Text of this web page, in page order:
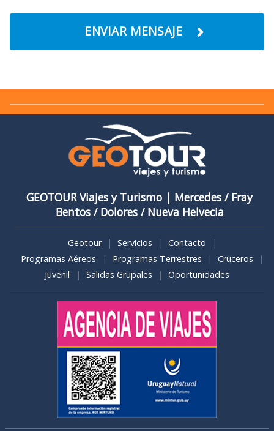
ENVIAR MENSAJE
GEOTOUR Viajes y Turismo | Mercedes / Fray
Bentos / ​Dolores / Nueva Helvecia
Geotour Servicios
Contacto
Programas Aéreos
Programas Terrestres
Cruceros
Juvenil
Salidas Grupales Oportunidades